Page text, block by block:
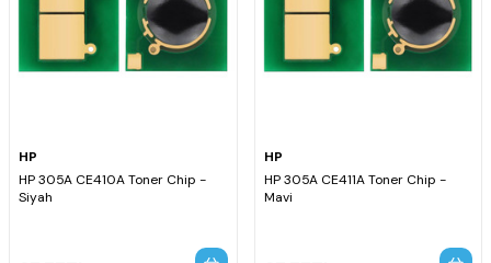
HP
HP 305A CE410A Toner Chip -
Siyah
HP
HP 305A CE411A Toner Chip -
Mavi